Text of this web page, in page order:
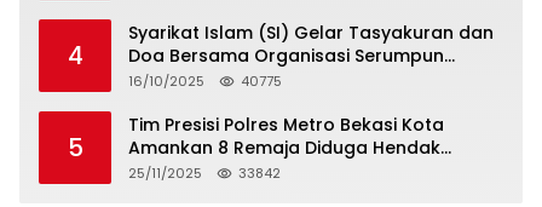
4
Syarikat Islam (SI) Gelar Tasyakuran dan
Doa Bersama Organisasi Serumpun
Syarikat Islam Doa
16/10/2025 40775
5
Tim Presisi Polres Metro Bekasi Kota
Amankan 8 Remaja Diduga Hendak
Tawuran
25/11/2025 33842